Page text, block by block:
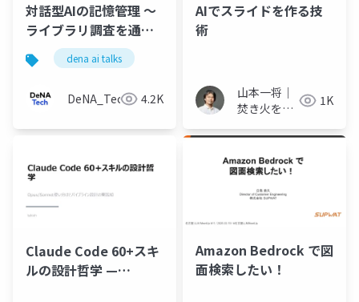
対話型AIの記憶管理 〜
ライブラリ調査を通し
て〜
dena ai talks
DeNA_Tech 4.2K
AIでスライドを作る技
術
山本一将｜
焚き火を愛
ニア
1K
Claude Code 60+スキ
ルの設計哲学 —
Amazon Bedrock で図
面検索したい！